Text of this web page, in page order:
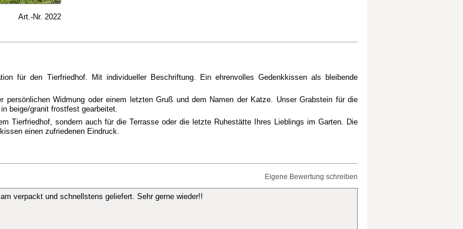
Art.-Nr. 2022
für den Tierfriedhof. Mit individueller Beschriftung. Ein ehrenvolles Gedenkkissen als bleibende
Widmung oder einem letzten Gruß und dem Namen der Katze. Unser Grabstein für die
beige/granit frostfest gearbeitet.
Tierfriedhof, sondern auch für die Terrasse oder die letzte Ruhestätte Ihres Lieblings im Garten. Die
einen zufriedenen Eindruck.
Eigene Bewertung schreiben
verpackt und schnellstens geliefert. Sehr gerne wieder!!